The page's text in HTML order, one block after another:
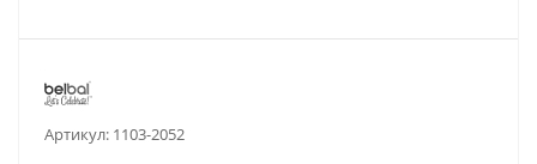
Артикул: 1103-2052